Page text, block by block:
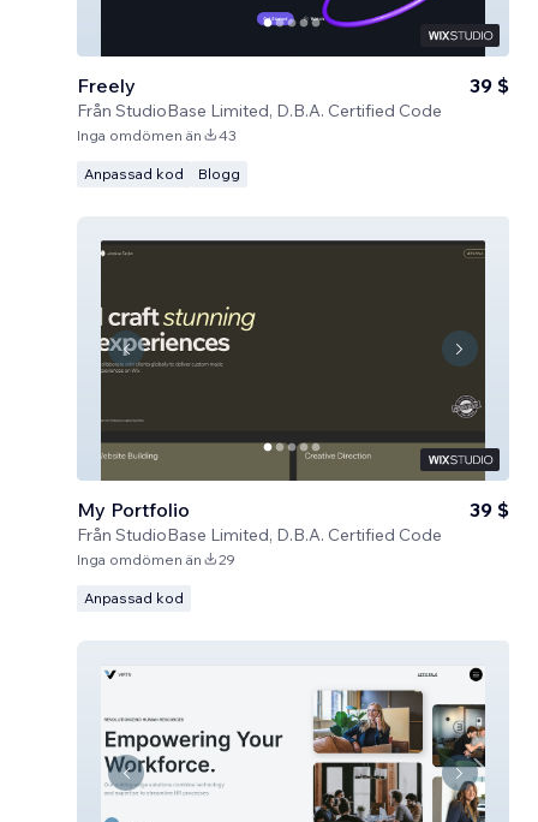
Freely
Från StudioBase Limited, D.B.A. Certified Code
39 $
Inga omdömen än 43
Anpassad kod Blogg
My Portfolio
Från StudioBase Limited, D.B.A. Certified Code
39 $
Inga omdömen än 29
Anpassad kod